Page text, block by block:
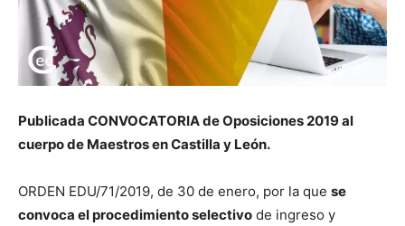
Publicada CONVOCATORIA de Oposiciones 2019 al
cuerpo de Maestros en Castilla y León.
ORDEN EDU/71/2019, de 30 de enero, por la que se
convoca el procedimiento selectivo de ingreso y